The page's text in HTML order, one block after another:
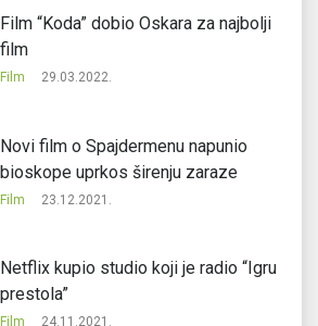
Film “Koda” dobio Oskara za najbolji
film
Film 29.03.2022.
Novi film o Spajdermenu napunio
bioskope uprkos širenju zaraze
Film 23.12.2021.
Netflix kupio studio koji je radio “Igru
prestola”
Film 24.11.2021.